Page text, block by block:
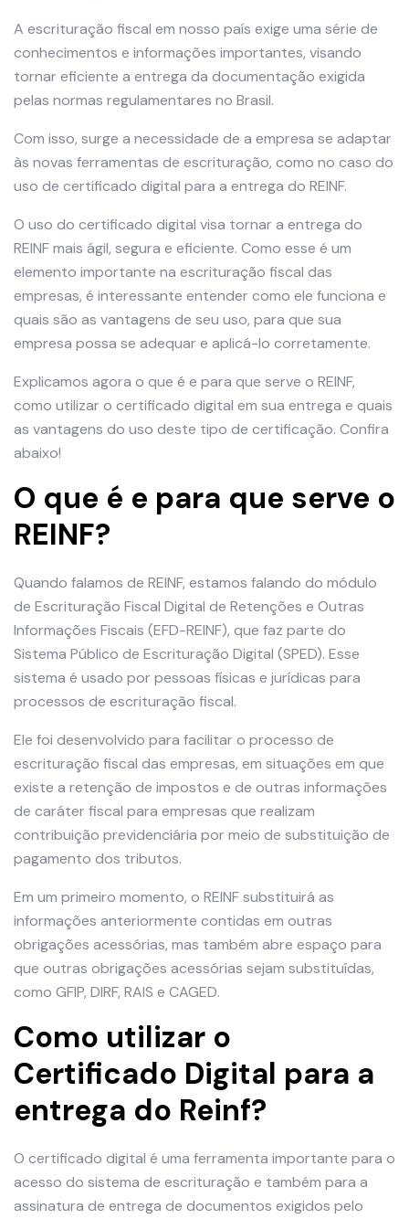
A escrituração fiscal em nosso país exige uma série de
conhecimentos e informações importantes, visando
tornar eficiente a entrega da documentação exigida
pelas normas regulamentares no Brasil.
Com isso, surge a necessidade de a empresa se adaptar
às novas ferramentas de escrituração, como no caso do
uso de certificado digital para a entrega do REINF.
O uso do certificado digital visa tornar a entrega do
REINF mais ágil, segura e eficiente. Como esse é um
elemento importante na escrituração fiscal das
empresas, é interessante entender como ele funciona e
quais são as vantagens de seu uso, para que sua
empresa possa se adequar e aplicá-lo corretamente.
Explicamos agora o que é e para que serve o REINF,
como utilizar o certificado digital em sua entrega e quais
as vantagens do uso deste tipo de certificação. Confira
abaixo!
O que é e para que serve o
REINF?
Quando falamos de REINF, estamos falando do módulo
de Escrituração Fiscal Digital de Retenções e Outras
Informações Fiscais (EFD-REINF), que faz parte do
Sistema Público de Escrituração Digital (SPED). Esse
sistema é usado por pessoas físicas e jurídicas para
processos de escrituração fiscal.
Ele foi desenvolvido para facilitar o processo de
escrituração fiscal das empresas, em situações em que
existe a retenção de impostos e de outras informações
de caráter fiscal para empresas que realizam
contribuição previdenciária por meio de substituição de
pagamento dos tributos.
Em um primeiro momento, o REINF substituirá as
informações anteriormente contidas em outras
obrigações acessórias, mas também abre espaço para
que outras obrigações acessórias sejam substituídas,
como GFIP, DIRF, RAIS e CAGED.
Como utilizar o
Certificado Digital para a
entrega do Reinf?
O certificado digital é uma ferramenta importante para o
acesso do sistema de escrituração e também para a
assinatura de entrega de documentos exigidos pelo